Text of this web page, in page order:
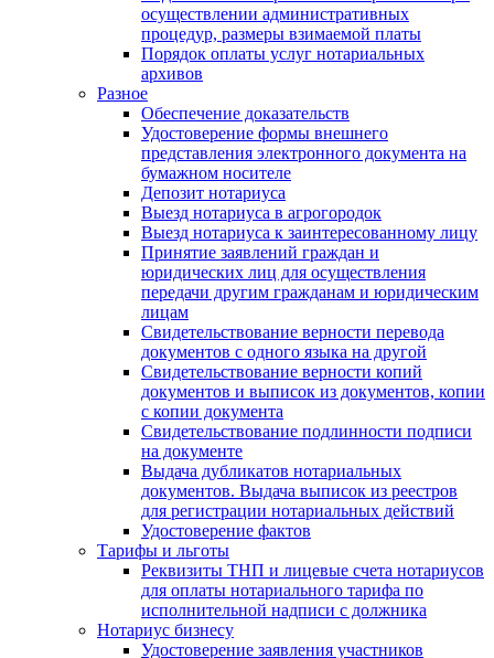
осуществлении административных
процедур, размеры взимаемой платы
Порядок оплаты услуг нотариальных
архивов
Разное
Обеспечение доказательств
Удостоверение формы внешнего
представления электронного документа на
бумажном носителе
Депозит нотариуса
Выезд нотариуса в агрогородок
Выезд нотариуса к заинтересованному лицу
Принятие заявлений граждан и
юридических лиц для осуществления
передачи другим гражданам и юридическим
лицам
Свидетельствование верности перевода
документов с одного языка на другой
Свидетельствование верности копий
документов и выписок из документов, копии
с копии документа
Свидетельствование подлинности подписи
на документе
Выдача дубликатов нотариальных
документов. Выдача выписок из реестров
для регистрации нотариальных действий
Удостоверение фактов
Тарифы и льготы
Реквизиты ТНП и лицевые счета нотариусов
для оплаты нотариального тарифа по
исполнительной надписи с должника
Нотариус бизнесу
Удостоверение заявления участников